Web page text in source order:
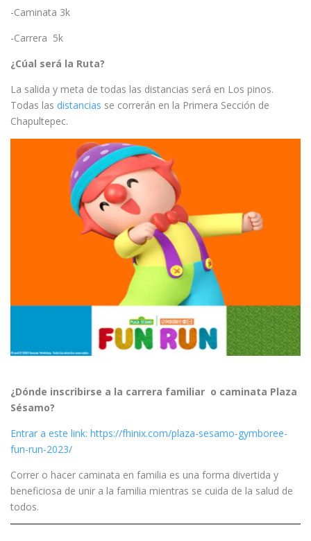
-Caminata 3k
-Carrera 5k
¿Cúal será la Ruta?
La salida y meta de todas las distancias será en Los pinos.
Todas las distancias se correrán en la Primera Sección de
Chapultepec.
¿Dónde inscribirse a la carrera familiar o caminata Plaza
Sésamo?
Entrar a este link: https://fhinix.com/plaza-sesamo-gymboree-
fun-run-2023/
Correr o hacer caminata en familia es una forma divertida y
beneficiosa de unir a la familia mientras se cuida de la salud de
todos.